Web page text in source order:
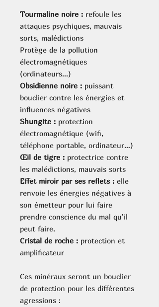
Tourmaline noire : refoule les
attaques psychiques, mauvais
sorts, malédictions
Protège de la pollution
électromagnétiques
(ordinateurs...)
Obsidienne noire : puissant
bouclier contre les énergies et
influences négatives
Shungite : protection
électromagnétique (wifi,
téléphone portable, ordinateur…)
Œil de tigre : protectrice contre
les malédictions, mauvais sorts
Effet miroir par ses reflets : elle
renvoie les énergies négatives à
son émetteur pour lui faire
prendre conscience du mal qu'il
peut faire.
Cristal de roche : protection et
amplificateur
Ces minéraux seront un bouclier
de protection pour les différentes
agressions :